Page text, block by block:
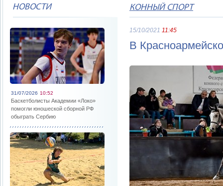
НОВОСТИ
31/07/2026 10:52
Баскетболисты Академии «Локо»
помогли юношеской сборной РФ
обыграть Сербию
КОННЫЙ СПОРТ
15/10/2021 11:45
В